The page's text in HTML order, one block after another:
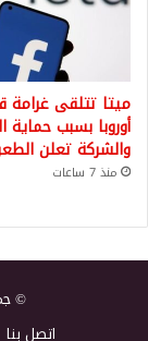
ميتا تتلقى
أوروبا بسبب حماية
والشركة تعلن
منذ 7 ساعات
©
اتصل بنا